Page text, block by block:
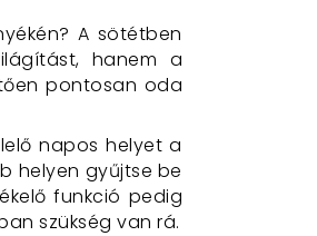
A sötétben
hanem a
pontosan oda
napos helyet a
helyen gyűjtse be
funkció pedig
szükség van rá.